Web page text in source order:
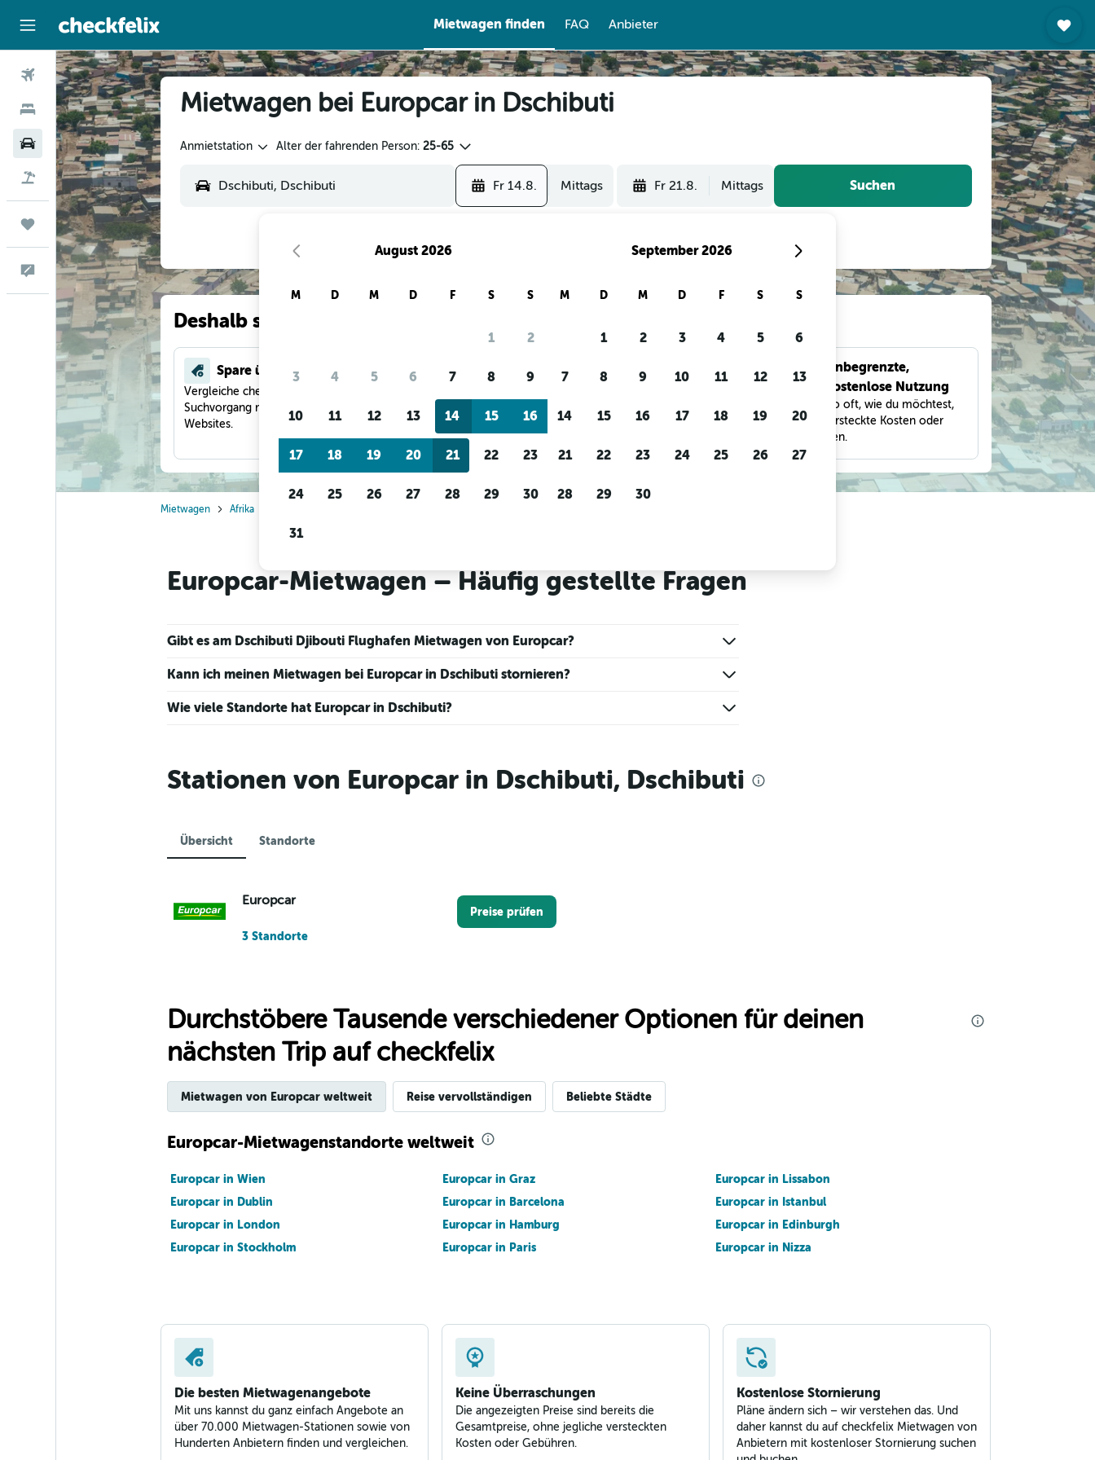
Mietwagen finden FAQ Anbieter
Flüge
Hotels
Mietwagen
Flug+Hotel
Trips
Feedback
Mietwagen bei Europcar in Dschibuti
Anmietstation Alter der fahrenden Person: 25-65
Fr 14.8. Mittags Fr 21.8. Mittags Suchen
Deshalb suchen unsere Nutzer mit checkfelix nach Mietwagen
Spare über 40 %
Vergleiche checkfelix in einem
Suchvorgang mit anderen Reise-
Websites.
Preis-Tracking
Angebot?
Lass dich
benachrichtigen
, wenn Preise
reduziert werden.
Individuelle Ergebnisse
Fahrzeugtyp, Preisspanne und
mehr.
Unbegrenzte,
kostenlose Nutzung
Suche so oft, wie du möchtest,
ohne versteckte Kosten oder
Gebühren.
Mietwagen Afrika
Europcar-Mietwagen – Häufig gestellte Fragen
Gibt es am Dschibuti Djibouti Flughafen Mietwagen von Europcar?
Kann ich meinen Mietwagen bei Europcar in Dschibuti stornieren?
Wie viele Standorte hat Europcar in Dschibuti?
Stationen von Europcar in Dschibuti, Dschibuti
Übersicht Standorte
Europcar
3 Standorte
Preise prüfen
Durchstöbere Tausende verschiedener Optionen für deinen
nächsten Trip auf checkfelix
Mietwagen von Europcar weltweit Reise vervollständigen Beliebte Städte
Europcar-Mietwagenstandorte weltweit
Europcar in Wien Europcar in Graz
Europcar in Lissabon
Europcar in Dublin
Europcar in Barcelona
Europcar in Istanbul
Europcar in London
Europcar in Hamburg
Europcar in Edinburgh
Europcar in Stockholm
Europcar in Paris Europcar in Nizza
Die besten Mietwagenangebote
Mit uns kannst du ganz einfach Angebote an
über 70.000 Mietwagen-Stationen sowie von
Hunderten Anbietern finden und vergleichen.
Keine Überraschungen
Die angezeigten Preise sind bereits die
Gesamtpreise, ohne jegliche versteckten
Kosten oder Gebühren.
Kostenlose Stornierung
Pläne ändern sich – wir verstehen das. Und
daher kannst du auf checkfelix Mietwagen von
Anbietern mit kostenloser Stornierung suchen
August 2026
M D M D F S S
1 2
3 4 5 6 7 8 9
10 11 12 13 14 15 16
17 18 19 20 21 22 23
24 25 26 27 28 29 30
31
September 2026
M D M D F S S
1 2 3 4 5 6
7 8 9 10 11 12 13
14 15 16 17 18 19 20
21 22 23 24 25 26 27
28 29 30